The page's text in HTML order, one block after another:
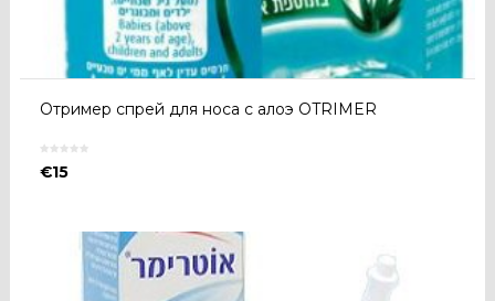
Отример спрей для носа с алоэ OTRIMER
€15